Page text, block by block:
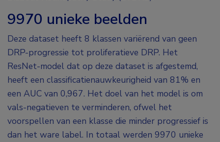
9970 unieke beelden
Deze dataset heeft 8 klassen variërend van geen
DRP-progressie tot proliferatieve DRP. Het
ResNet-model dat op deze dataset is afgestemd,
heeft een classificatienauwkeurigheid van 81% en
een AUC van 0,967. Het doel van het model is om
vals-negatieven te verminderen, ofwel het
voorspellen van een klasse die minder progressief is
dan het ware label. In totaal werden 9970 unieke